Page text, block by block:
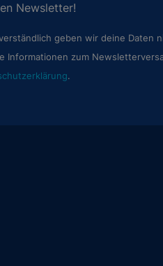
Newsletter!
geben wir deine Daten
Informationen zum
.